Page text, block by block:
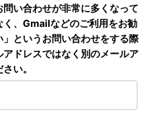
問い合わせが非常に多くなって
く、Gmailなどのご利用をお勧
というお問い合わせをする際
ドレスではなく別のメールア
い。